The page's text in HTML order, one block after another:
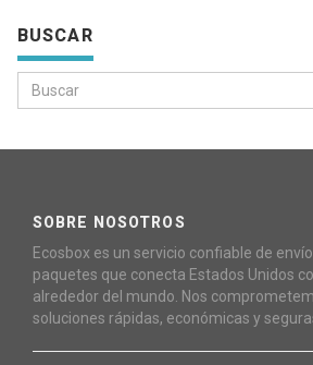
BUSCAR
SOBRE NOSOTROS
Ecosbox es un servicio confiable de
paquetes que conecta Estados Unidos
alrededor del mundo. Nos
soluciones rápidas, económicas y